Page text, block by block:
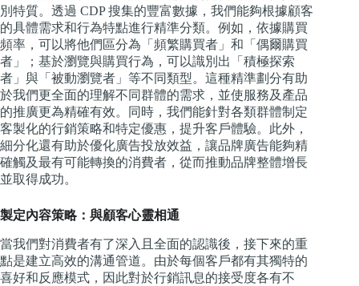
別特質。透過 CDP 搜集的豐富數據，我們能夠根據顧客
的具體需求和行為特點進行精準分類。例如，依據購買
頻率，可以將他們區分為「頻繁購買者」和「偶爾購買
者」；基於瀏覽與購買行為，可以識別出「積極探索
者」與「被動瀏覽者」等不同類型。這種精準劃分有助
於我們更全面的理解不同群體的需求，並使服務及產品
的推廣更為精確有效。同時，我們能針對各類群體制定
客製化的行銷策略和特定優惠，提升客戶體驗。此外，
細分化還有助於優化廣告投放效益，讓品牌廣告能夠精
確觸及最有可能轉換的消費者，從而推動品牌整體增長
並取得成功。
製定內容策略：與顧客心靈相通
當我們對消費者有了深入且全面的認識後，接下來的重
點是建立高效的溝通管道。由於每個客戶都有其獨特的
喜好和反應模式，因此對於行銷訊息的接受度各有不